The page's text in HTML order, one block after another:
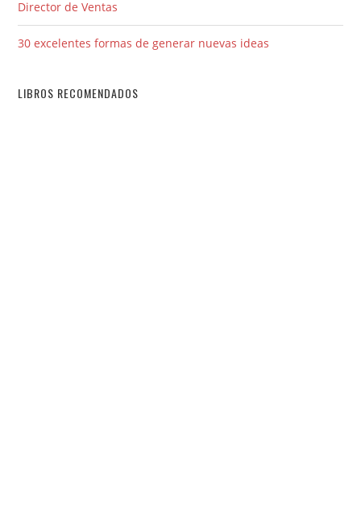
Director de Ventas
30 excelentes formas de generar nuevas ideas
LIBROS RECOMENDADOS